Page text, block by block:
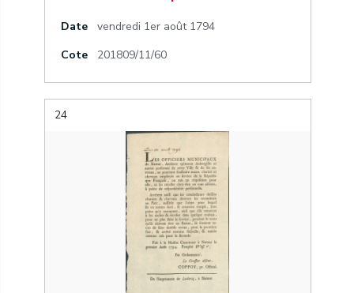
Date
vendredi 1er août 1794
Cote
201809/11/60
24